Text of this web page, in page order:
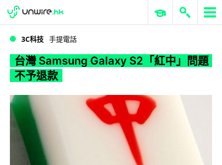
WWDC 2026 ERP 與商業 AI
3C科技 手提電話
台灣 Samsung Galaxy S2「紅中」問題
不予退款